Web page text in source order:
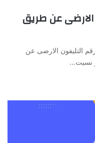
عن طريق
التليفون الارضى عن
نسيت…